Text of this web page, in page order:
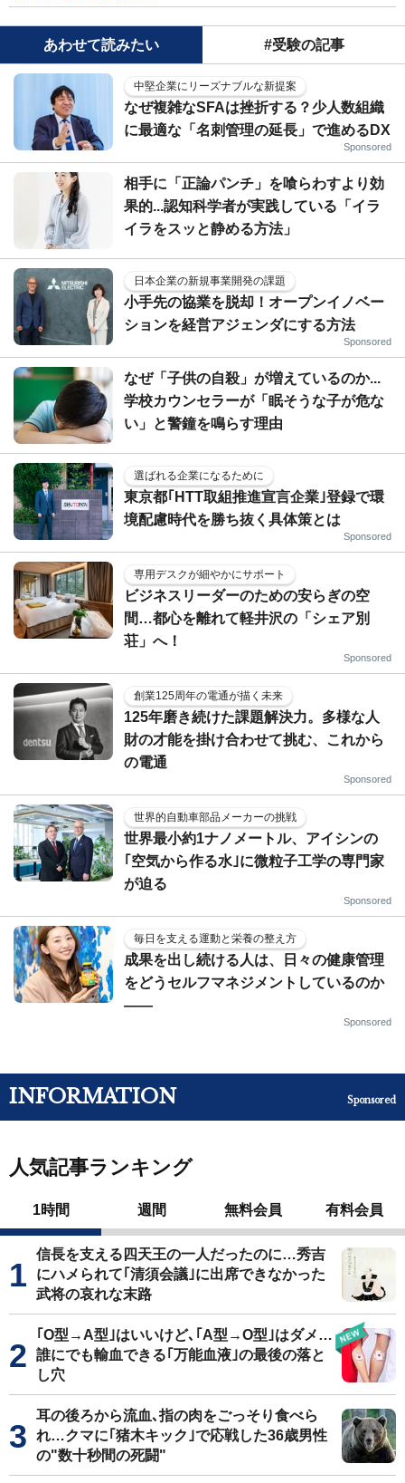
あわせて読みたい #受験の記事
中堅企業にリーズナブルな新提案
なぜ複雑なSFAは挫折する？少人数組織
に最適な「名刺管理の延長」で進めるDX
Sponsored
相手に「正論パンチ」を喰らわすより効
果的...認知科学者が実践している「イラ
イラをスッと静める方法」
日本企業の新規事業開発の課題
小手先の協業を脱却！オープンイノベー
ションを経営アジェンダにする方法
Sponsored
なぜ「子供の自殺」が増えているのか...
学校カウンセラーが「眠そうな子が危な
い」と警鐘を鳴らす理由
選ばれる企業になるために
東京都｢HTT取組推進宣言企業｣登録で環
境配慮時代を勝ち抜く具体策とは
Sponsored
専用デスクが細やかにサポート
ビジネスリーダーのための安らぎの空
間…都心を離れて軽井沢の「シェア別
荘」へ！
Sponsored
創業125周年の電通が描く未来
125年磨き続けた課題解決力。多様な人
財の才能を掛け合わせて挑む、これから
の電通
Sponsored
世界的自動車部品メーカーの挑戦
世界最小約1ナノメートル、アイシンの
｢空気から作る水｣に微粒子工学の専門家
が迫る
Sponsored
毎日を支える運動と栄養の整え方
成果を出し続ける人は、日々の健康管理
をどうセルフマネジメントしているのか
——
Sponsored
INFORMATION Sponsored
人気記事ランキング
1時間 週間 無料会員 有料会員
信長を支える四天王の一人だったのに…秀吉
にハメられて｢清須会議｣に出席できなかった
武将の哀れな末路
｢O型→A型｣はいいけど､｢A型→O型｣はダメ…
誰にでも輸血できる｢万能血液｣の最後の落と
し穴
耳の後ろから流血､指の肉をごっそり食べら
れ…クマに｢猪木キック｣で応戦した36歳男性
の"数十秒間の死闘"